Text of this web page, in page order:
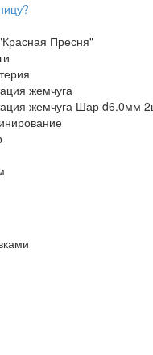
Пресня"
жемчуга
жемчуга Шар d6.0мм